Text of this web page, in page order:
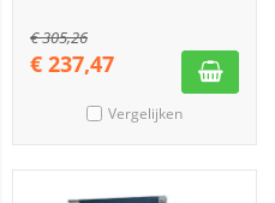
€305,26
€ 237,47
Vergelijken